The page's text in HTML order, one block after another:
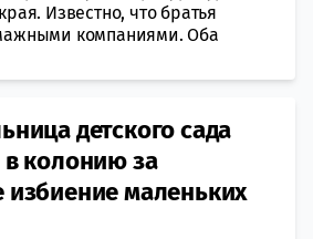
Известно, что братья
компаниями. Оба
детского сада
в колонию за
избиение маленьких